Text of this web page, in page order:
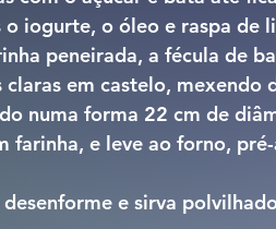
iogurte, o óleo e raspa de
peneirada, a fécula de
claras em castelo,
numa forma 22 cm de
farinha, e leve ao forno,
e sirva